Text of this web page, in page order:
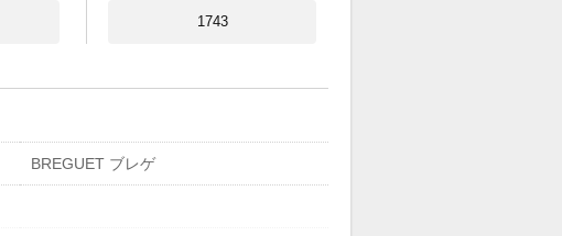
1743
BREGUET ブレゲ